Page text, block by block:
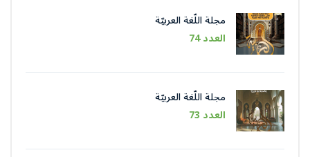
مجلة اللّغة العربيّة
العدد 74
مجلة اللّغة العربيّة
العدد 73